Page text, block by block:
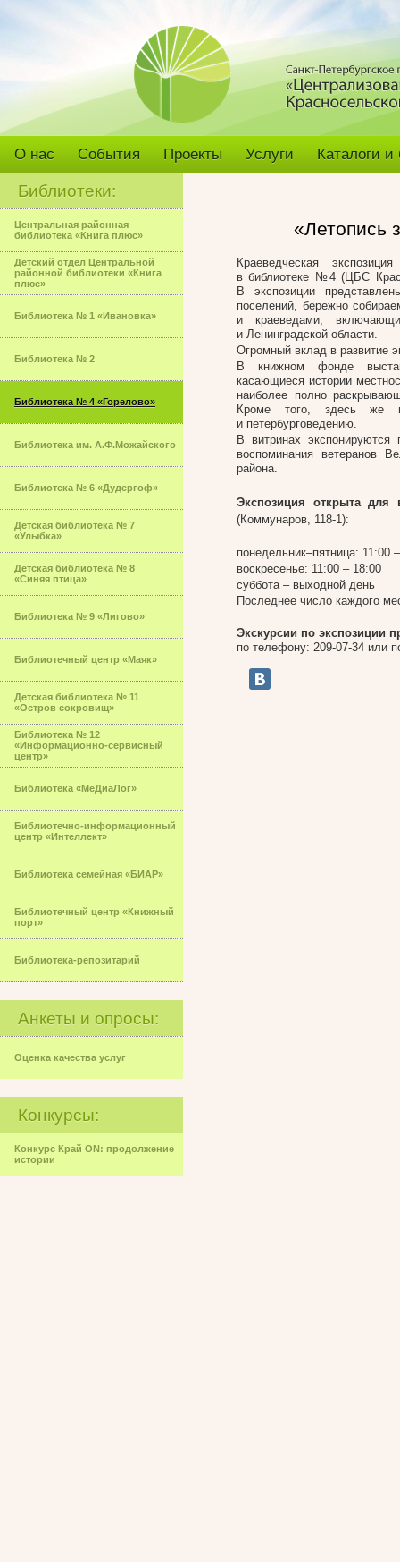
О нас События Проекты Услуги Каталоги
Библиотеки:
Центральная районная
библиотека «Книга плюс»
Детский отдел Центральной
районной библиотеки «Книга
плюс»
Библиотека № 1 «Ивановка»
Библиотека № 2
Библиотека № 4 «Горелово»
Библиотека им. А.Ф.Можайского
Библиотека № 6 «Дудергоф»
Детская библиотека № 7
«Улыбка»
Детская библиотека № 8
«Синяя птица»
Библиотека № 9 «Лигово»
Библиотечный центр «Маяк»
Детская библиотека № 11
«Остров сокровищ»
Библиотека № 12
«Информационно-сервисный
центр»
Библиотека «МеДиаЛог»
Библиотечно-информационный
центр «Интеллект»
Библиотека семейная «БИАР»
Библиотечный центр «Книжный
порт»
Библиотека-репозитарий
Анкеты и опросы:
Оценка качества услуг
Конкурсы:
Конкурс Край ON: продолжение
истории
«Летопись
Краеведческая
в библиотеке №4 (ЦБС
В экспозиции
поселений, бережно
и краеведами,
и Ленинградской области.
Огромный вклад в развитие
В книжном фонде
касающиеся истории
наиболее полно
Кроме того, здесь же
и петербурговедению.
В витринах
воспоминания ветеранов
района.
Экспозиция открыта для
(Коммунаров, 118-1):
понедельник–пятница: 11:00
воскресенье: 11:00 – 18:00
суббота – выходной день
Последнее число каждого
Экскурсии по экспозиции
по телефону: 209-07-34 или